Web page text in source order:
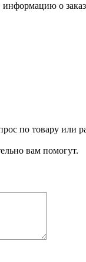
о
по товару или
вам помогут.